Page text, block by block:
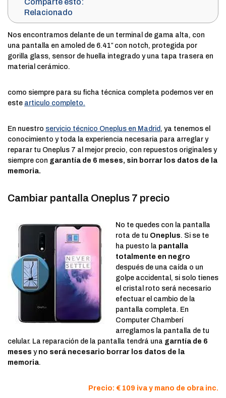
Comparte esto:
Relacionado
Nos encontramos delante de un terminal de gama alta, con
una pantalla en amoled de 6.41″ con notch, protegida por
gorilla glass, sensor de huella integrado y una tapa trasera en
material cerámico.
como siempre para su ficha técnica completa podemos ver en
este articulo completo.
En nuestro servicio técnico Oneplus en Madrid, ya tenemos el
conocimiento y toda la experiencia necesaria para arreglar y
reparar tu Oneplus 7 al mejor precio, con repuestos originales y
siempre con garantía de 6 meses, sin borrar los datos de la
memoria.
Cambiar pantalla Oneplus 7 precio
No te quedes con la pantalla
rota de tu Oneplus. Si se te
ha puesto la pantalla
totalmente en negro
después de una caída o un
golpe accidental, si solo tienes
el cristal roto será necesario
efectuar el cambio de la
pantalla completa. En
Computer Chamberí
arreglamos la pantalla de tu
celular. La reparación de la pantalla tendrá una garntía de 6
meses y no será necesario borrar los datos de la
memoria.
Precio: € 109 iva y mano de obra inc.